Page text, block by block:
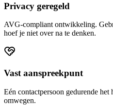
Privacy geregeld
AVG-compliant ontwikkeling.
hoef je niet over na te denken.
Vast aanspreekpunt
Eén contactpersoon gedurende
omwegen.